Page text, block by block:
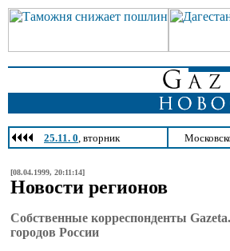
25.11. 0, вторник
[08.04.1999, 20:11:14]
Новости регионов
Собственные корреспонденты
городов России